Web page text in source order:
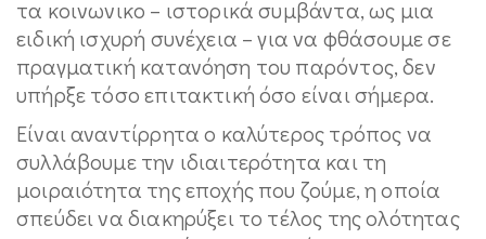
τα κοινωνικο – ιστορικά συμβάντα, ως μια
ειδική ισχυρή συνέχεια – για να φθάσουμε σε
πραγματική κατανόηση του παρόντος, δεν
υπήρξε τόσο επιτακτική όσο είναι σήμερα.
Είναι αναντίρρητα ο καλύτερος τρόπος να
συλλάβουμε την ιδιαιτερότητα και τη
μοιραιότητα της εποχής που ζούμε, η οποία
σπεύδει να διακηρύξει το τέλος της ολότητας